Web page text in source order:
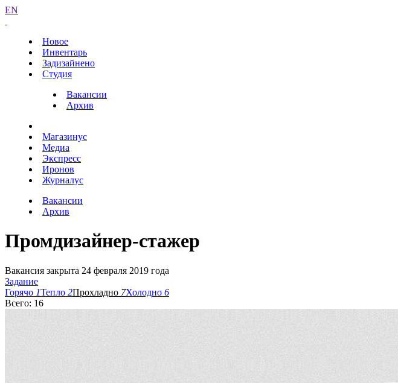
EN
Новое
Инвентарь
Задизайнено
Студия
Вакансии
Архив
Магазинус
Медиа
Экспресс
Иронов
Журналус
Вакансии
Архив
Промдизайнер-стажер
Вакансия закрыта 24 февраля 2019 года
Задание
Горячо 1Тепло 2Прохладно 7Холодно 6
Всего: 16